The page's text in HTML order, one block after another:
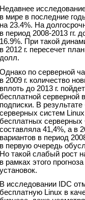
Недавнее
в мире в последние
на 23.4%. На
в период 2008-2013 гг.
16.9%. При такой
в 2012 г. пересечет
долл.
Однако по серверной
в 2009 г. количество
вплоть до 2013 г.
бесплатной серверной
подписки. В
серверных систем
бесплатных серверных
составляла 41,4%, а в
вариантов в период
в первую очередь
Но такой слабый рост
в рамках этого
установок.
В исследовании IDC
бесплатную Linux в